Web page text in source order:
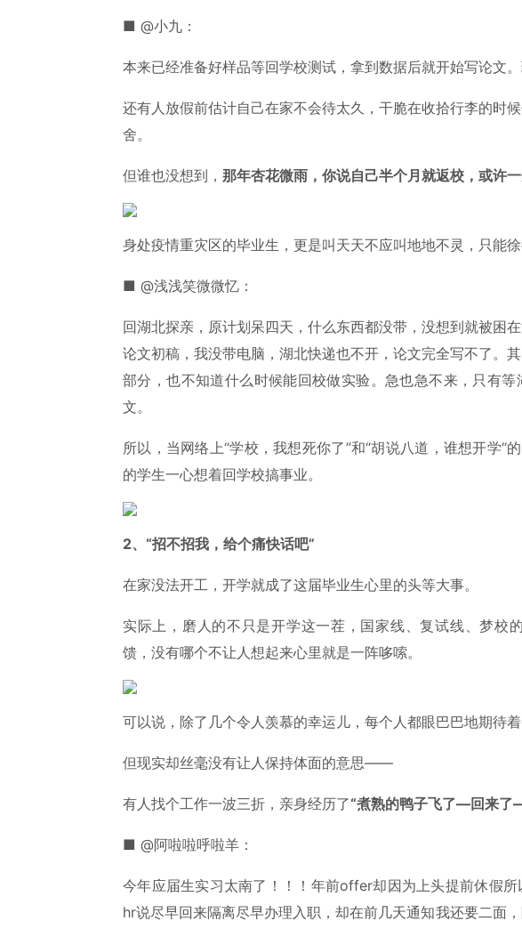
■ @小九：
本来已经准备好样品等回学校测试，拿到数据后就开始写论文。
还有人放假前估计自己在家不会待太久，干脆在收拾行李的时
舍。
但谁也没想到， 那年杏花微雨，你说自己半个月就返校，或许一
身处疫情重灾区的毕业生，更是叫天天不应叫地地不灵，只能
■ @浅浅笑微微忆：
回湖北探亲，原计划呆四天，什么东西都没带，没想到就被困
论文初稿，我没带电脑，湖北快递也不开，论文完全写不了。
部分，也不知道什么时候能回校做实验。急也急不来，只有
文。
所以，当网络上“学校，我想死你了”和“胡说八道，谁想开学“
的学生一心想着回学校搞事业。
2、“招不招我，给个痛快话吧”
在家没法开工，开学就成了这届毕业生心里的头等大事。
实际上，磨人的不只是开学这一茬，国家线、复试线、梦校
馈，没有哪个不让人想起来心里就是一阵哆嗦。
可以说，除了几个令人羡慕的幸运儿，每个人都眼巴巴地期待着
但现实却丝毫没有让人保持体面的意思——
有人找个工作一波三折，亲身经历了“煮熟的鸭子飞了—回来了
■ @阿啦啦呼啦羊：
今年应届生实习太南了！！！年前offer却因为上头提前休假
hr说尽早回来隔离尽早办理入职，却在前几天通知我还要二面